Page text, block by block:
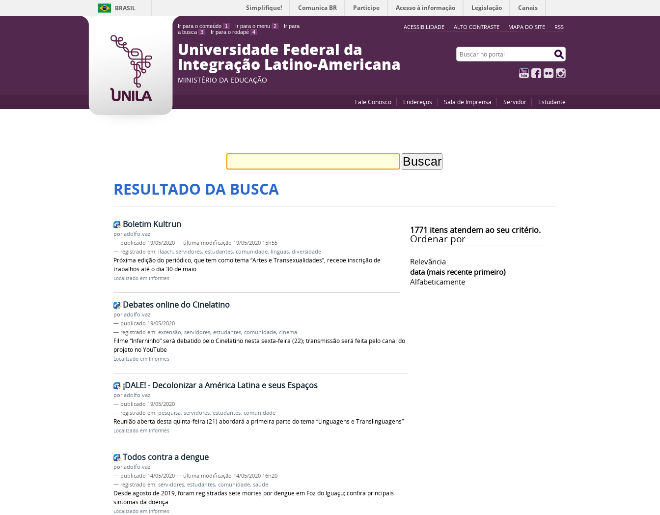
Ir para o conteúdo 1 Ir para o menu 2
Ir para
a busca 3 Ir para o rodapé 4
ACESSIBILIDADE ALTO CONTRASTE MAPA DO SITE RSS
BRASIL Simplifique! Comunica BR Participe Acesso à informação Legislação Canais
Universidade Federal da
Integração Latino-Americana
MINISTÉRIO DA EDUCAÇÃO
Buscar no portal
YouTubeFacebook
Flickr
Fale Conosco Endereços Sala de Imprensa Servidor Estudante
RESULTADO DA BUSCA
1771 itens atendem ao seu critério.
Ordenar por
Relevância
data (mais recente primeiro)
Alfabeticamente
Boletim Kultrun
poradolfo.vaz
— publicado 19/05/2020 — última modificação 19/05/2020 15h55
— registrado em: ilaach, servidores, estudantes, comunidade, línguas, diversidade
Próxima edição do periódico, que tem como tema “Artes e Transexualidades”, recebe inscrição de
trabalhos até o dia 30 de maio
Localizado em Informes
Debates online do Cinelatino
poradolfo.vaz
— publicado 19/05/2020
— registrado em: extensão, servidores, estudantes, comunidade, cinema
Filme “Inferninho” será debatido pelo Cinelatino nesta sexta-feira (22); transmissão será feita pelo canal do
projeto no YouTube
Localizado em Informes
¡DALE! - Decolonizar a América Latina e seus Espaços
poradolfo.vaz
— publicado 19/05/2020
— registrado em: pesquisa, servidores, estudantes, comunidade
Reunião aberta desta quinta-feira (21) abordará a primeira parte do tema “Linguagens e Translinguagens”
Localizado em Informes
Todos contra a dengue
poradolfo.vaz
— publicado 14/05/2020 — última modificação 14/05/2020 16h20
— registrado em: servidores, estudantes, comunidade, saúde
Desde agosto de 2019, foram registradas sete mortes por dengue em Foz do Iguaçu; confira principais
sintomas da doença
Localizado em Informes